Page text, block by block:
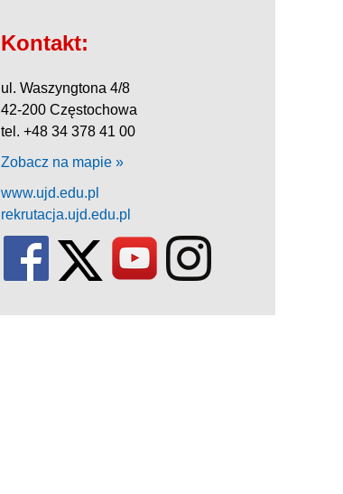
Kontakt:
ul. Waszyngtona 4/8
42-200 Częstochowa
tel. +48 34 378 41 00
Zobacz na mapie »
www.ujd.edu.pl
rekrutacja.ujd.edu.pl